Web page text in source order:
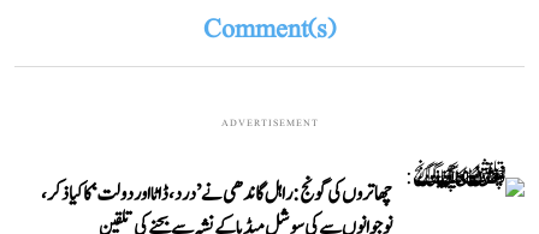
Comment(s)
ADVERTISEMENT
چھاتروں کی گونج: راہل گاندھی نے ’درد، ڈاٹا اور دولت‘ کا کیا ذکر،